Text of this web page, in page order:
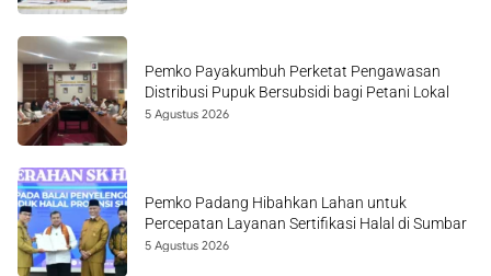
Pemko Payakumbuh Perketat Pengawasan
Distribusi Pupuk Bersubsidi bagi Petani Lokal
5 Agustus 2026
Pemko Padang Hibahkan Lahan untuk
Percepatan Layanan Sertifikasi Halal di Sumbar
5 Agustus 2026